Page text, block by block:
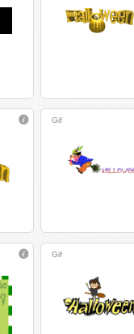
Gif
Gif